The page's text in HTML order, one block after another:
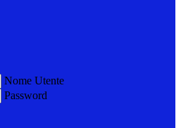
Nome Utente
Password